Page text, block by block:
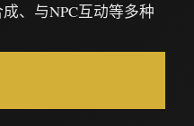
、与NPC互动等多种